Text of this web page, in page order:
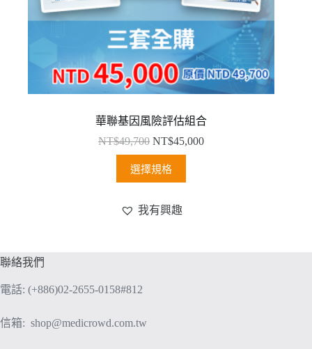
華聯基因風險評估組合
NT$49,700 NT$45,000
選擇規格
此
產
有
我有興趣
聯絡我們
電話: (+886)02-2655-0158#812
信箱: shop@medicrowd.com.tw